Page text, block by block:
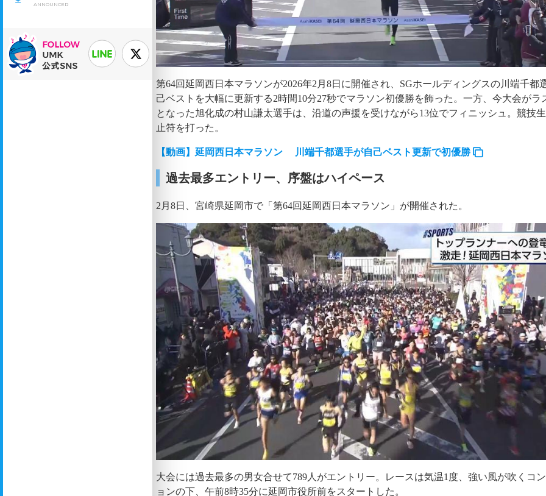
ANNOUNCER
第64回延岡西日本マラソンが2026年2月8日に開催され、SGホールディングスの川端千都
己ベストを大幅に更新する2時間10分27秒でマラソン初優勝を飾った。一方、今大会がラ
となった旭化成の村山謙太選手は、沿道の声援を受けながら13位でフィニッシュ。競技
止符を打った。
【動画】延岡西日本マラソン 川端千都選手が自己ベスト更新で初優勝
過去最多エントリー、序盤はハイペース
2月8日、宮崎県延岡市で「第64回延岡西日本マラソン」が開催された。
大会には過去最多の男女合せて789人がエントリー。レースは気温1度、強い風が吹くコ
ョンの下、午前8時35分に延岡市役所前をスタートした。